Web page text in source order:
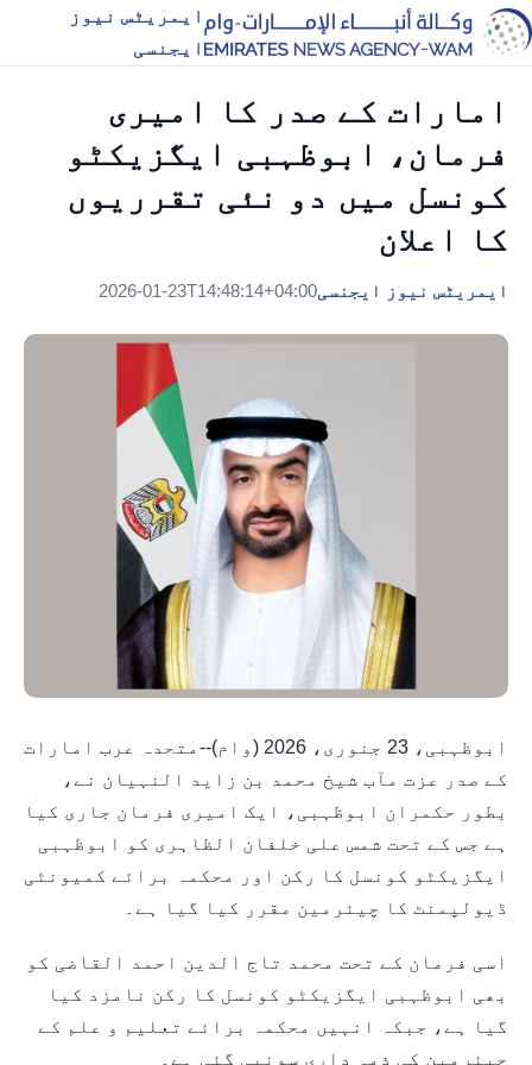
ایمریٹس نیوز
ایجنسی
امارات کے صدر کا امیری
فرمان، ابوظہبی ایگزیکٹو
کونسل میں دو نئی تقرریوں
کا اعلان
ایمریٹس نیوز ایجنسی2026-01-23T14:48:14+04:00
ابوظہبی، 23 جنوری، 2026 (وام)--متحدہ عرب امارات
کے صدر عزت مآب شیخ محمد بن زاید النہیان نے،
بطور حکمران ابوظہبی، ایک امیری فرمان جاری کیا
ہے جس کے تحت شمس علی خلفان الظاہری کو ابوظہبی
ایگزیکٹو کونسل کا رکن اور محکمہ برائے کمیونٹی
ڈیولپمنٹ کا چیئرمین مقرر کیا گیا ہے۔
اسی فرمان کے تحت محمد تاج الدین احمد القاضی کو
بھی ابوظہبی ایگزیکٹو کونسل کا رکن نامزد کیا
گیا ہے، جبکہ انہیں محکمہ برائے تعلیم و علم کے
چیئرمین کی ذمہ داری سونپی گئی ہے۔